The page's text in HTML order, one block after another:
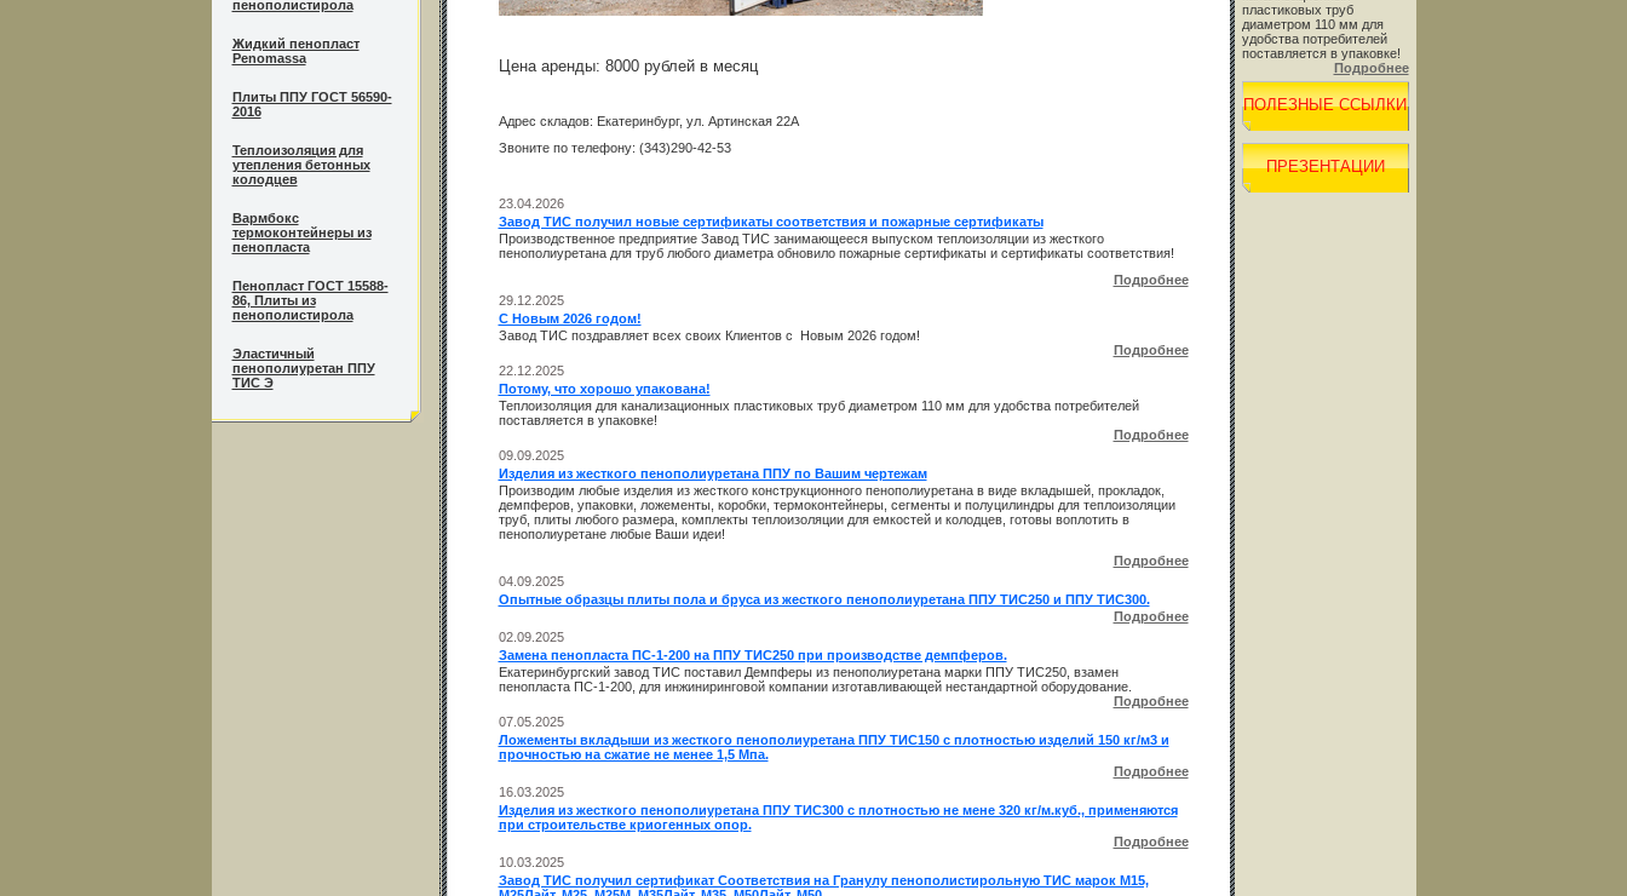
пенополистирола
Жидкий пенопласт
Penomassa
Плиты ППУ ГОСТ 56590-
2016
Теплоизоляция для
утепления бетонных
колодцев
Вармбокс
термоконтейнеры из
пенопласта
Пенопласт ГОСТ 15588-
86, Плиты из
пенополистирола
Эластичный
пенополиуретан ППУ
ТИС Э
Цена аренды: 8000 рублей в месяц
Адрес складов: Екатеринбург, ул. Артинская 22А
Звоните по телефону: (343)290-42-53
23.04.2026
Завод ТИС получил новые сертификаты соответствия и пожарные сертификаты
Производственное предприятие Завод ТИС занимающееся выпуском теплоизоляции из жесткого
пенополиуретана для труб любого диаметра обновило пожарные сертификаты и сертификаты соответствия!
Подробнее
29.12.2025
С Новым 2026 годом!
Завод ТИС поздравляет всех своих Клиентов с Новым 2026 годом!
Подробнее
22.12.2025
Потому, что хорошо упакована!
Теплоизоляция для канализационных пластиковых труб диаметром 110 мм для удобства потребителей
поставляется в упаковке!
Подробнее
09.09.2025
Изделия из жесткого пенополиуретана ППУ по Вашим чертежам
Производим любые изделия из жесткого конструкционного пенополиуретана в виде вкладышей, прокладок,
демпферов, упаковки, ложементы, коробки, термоконтейнеры, сегменты и полуцилиндры для теплоизоляции
труб, плиты любого размера, комплекты теплоизоляции для емкостей и колодцев, готовы воплотить в
пенополиуретане любые Ваши идеи!
Подробнее
04.09.2025
Опытные образцы плиты пола и бруса из жесткого пенополиуретана ППУ ТИС250 и ППУ ТИС300.
Подробнее
02.09.2025
Замена пенопласта ПС-1-200 на ППУ ТИС250 при производстве демпферов.
Екатеринбургский завод ТИС поставил Демпферы из пенополиуретана марки ППУ ТИС250, взамен
пенопласта ПС-1-200, для инжиниринговой компании изготавливающей нестандартной оборудование.
Подробнее
07.05.2025
Ложементы вкладыши из жесткого пенополиуретана ППУ ТИС150 с плотностью изделий 150 кг/м3 и
прочностью на сжатие не менее 1,5 Мпа.
Подробнее
16.03.2025
Изделия из жесткого пенополиуретана ППУ ТИС300 с плотностью не мене 320 кг/м.куб., применяются
при строительстве криогенных опор.
Подробнее
10.03.2025
Завод ТИС получил сертификат Соответствия на Гранулу пенополистирольную ТИС марок М15,
пластиковых труб
диаметром 110 мм для
удобства потребителей
поставляется в упаковке!
Подробнее
ПОЛЕЗНЫЕ ССЫЛКИ
ПРЕЗЕНТАЦИИ